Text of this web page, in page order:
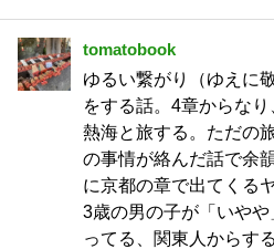
tomatobook
ゆるい繋がり（ゆえに
をする話。4章からなり
熱海と旅する。ただの
の事情が絡んだ話で余
に京都の章で出てくる
3歳の男の子が「いや
ってる、関東人からす